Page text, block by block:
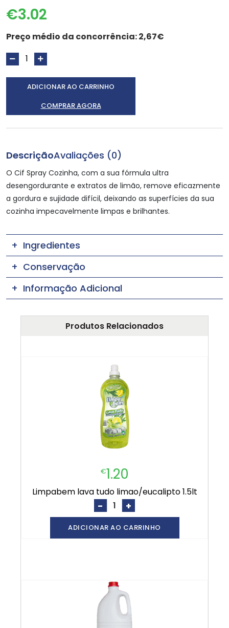
€3.02
Preço médio da concorrência:2,67€
ADICIONAR AO CARRINHO
COMPRAR AGORA
DescriçãoAvaliações (0)
O Cif Spray Cozinha, com a sua fórmula ultra
desengordurante e extratos de limão, remove eficazmente
a gordura e sujidade difícil, deixando as superfícies da sua
cozinha impecavelmente limpas e brilhantes.
Ingredientes
Conservação
Informação Adicional
Produtos Relacionados
€1.20
limpabem lava tudo limao/eucalipto 1.5lt
- +
ADICIONAR AO CARRINHO